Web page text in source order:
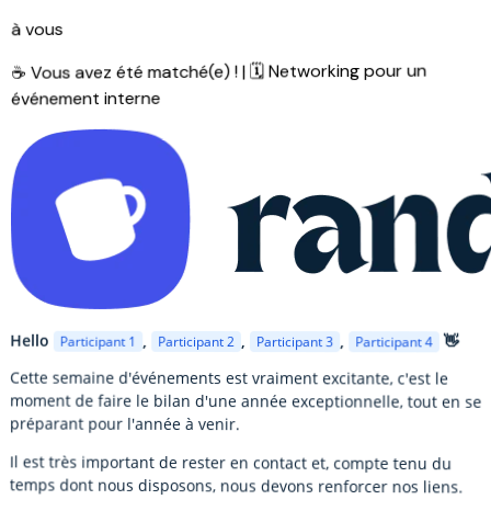
à vous
☕ Vous avez été matché(e) ! | 🗓 Networking pour un
événement interne
Hello Participant 1 , Participant 2 Participant 3 Participant 4 👋
Cette semaine d'événements est vraiment excitante, c'est le
moment de faire le bilan d'une année exceptionnelle, tout en se
préparant pour l'année à venir.
Il est très important de rester en contact et, compte tenu du
temps dont nous disposons, nous devons renforcer nos liens.